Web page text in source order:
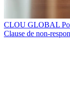
CLOU GLOBAL
Clause de non-